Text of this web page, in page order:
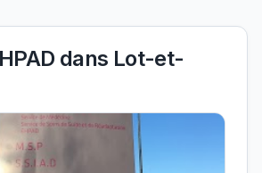
dans Lot-et-